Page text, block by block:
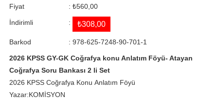
Fiyat : ₺560,00
İndirimli : ₺308,00
Barkod : 978-625-7248-90-701-1
2026 KPSS GY-GK Coğrafya konu Anlatım Föyü- Atayan
Coğrafya Soru Bankası 2 li Set
2026 KPSS Coğrafya Konu Anlatım Föyü
Yazar:KOMİSYON